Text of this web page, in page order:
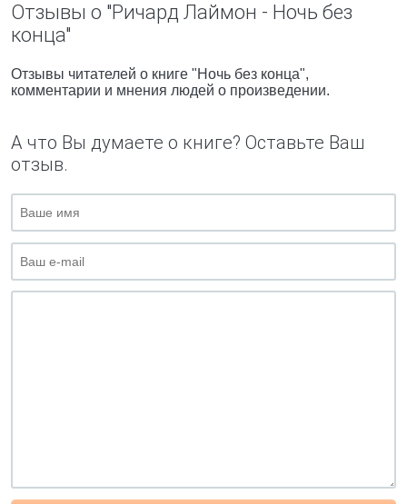
Отзывы о "Ричард Лаймон - Ночь без
конца"
Отзывы читателей о книге "Ночь без конца",
комментарии и мнения людей о произведении.
А что Вы думаете о книге? Оставьте Ваш
отзыв.